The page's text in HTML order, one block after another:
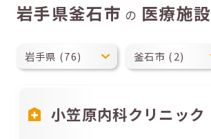
岩手県釜石市 の 医療施設
小笠原内科クリニック